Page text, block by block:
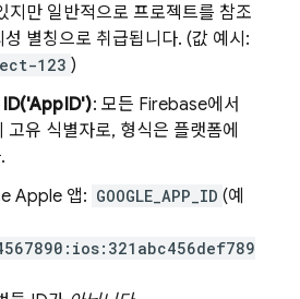
지만 일반적으로 프로젝트를 참조
별칭으로 취급됩니다. (값 예시:
123 )
ID('AppID'): 모든 Firebase에서
유 식별자로, 형식은 플랫폼에
Apple 앱: GOOGLE_APP_ID (예